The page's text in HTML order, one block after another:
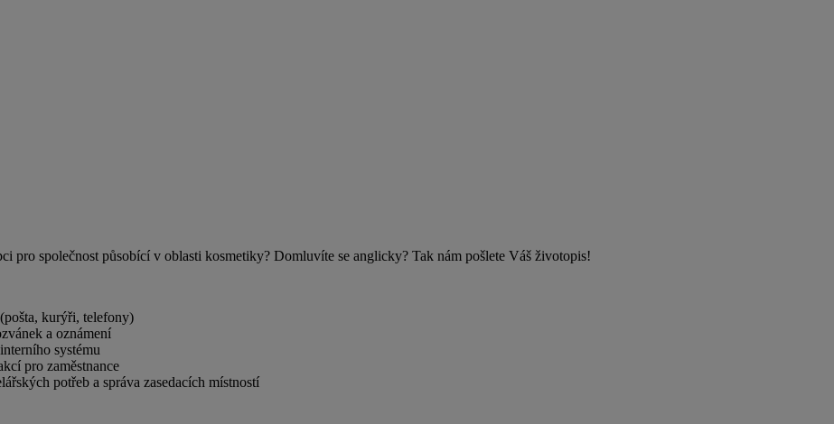
pro společnost působící v oblasti kosmetiky? Domluvíte se anglicky? Tak nám pošlete Váš životopis!
kurýři, telefony)
a oznámení
systému
pro zaměstnance
potřeb a správa zasedacích místností